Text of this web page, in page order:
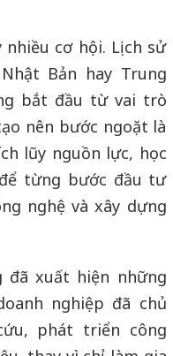
cơ hội. Lịch sử
Bản hay Trung
bắt đầu từ vai trò
nên bước ngoặt là
lũy nguồn lực, học
từng bước đầu tư
nghệ và xây dựng
đã xuất hiện những
nghiệp đã chủ
phát triển công